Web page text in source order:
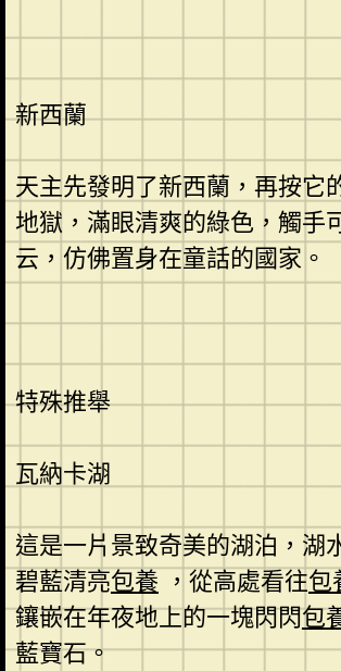
新西蘭
天主先發明了新西蘭，再按它
地獄，滿眼清爽的綠色，觸手
云，仿佛置身在童話的國家。
特殊推舉
瓦納卡湖
這是一片景致奇美的湖泊，湖
碧藍清亮包養 ，從高處看往包
鑲嵌在年夜地上的一塊閃閃包
藍寶石。